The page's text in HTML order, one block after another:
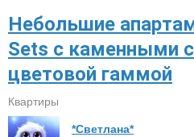
Небольшие
Sets с каменными
цветовой гаммой
Квартиры
*Светлана*